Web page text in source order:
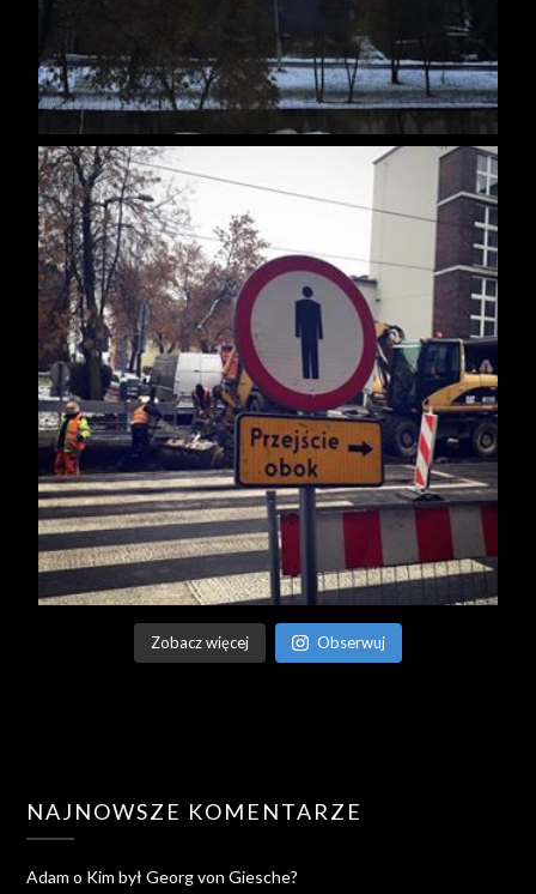
Zobacz więcej Obserwuj
NAJNOWSZE KOMENTARZE
Adam o Kim był Georg von Giesche?